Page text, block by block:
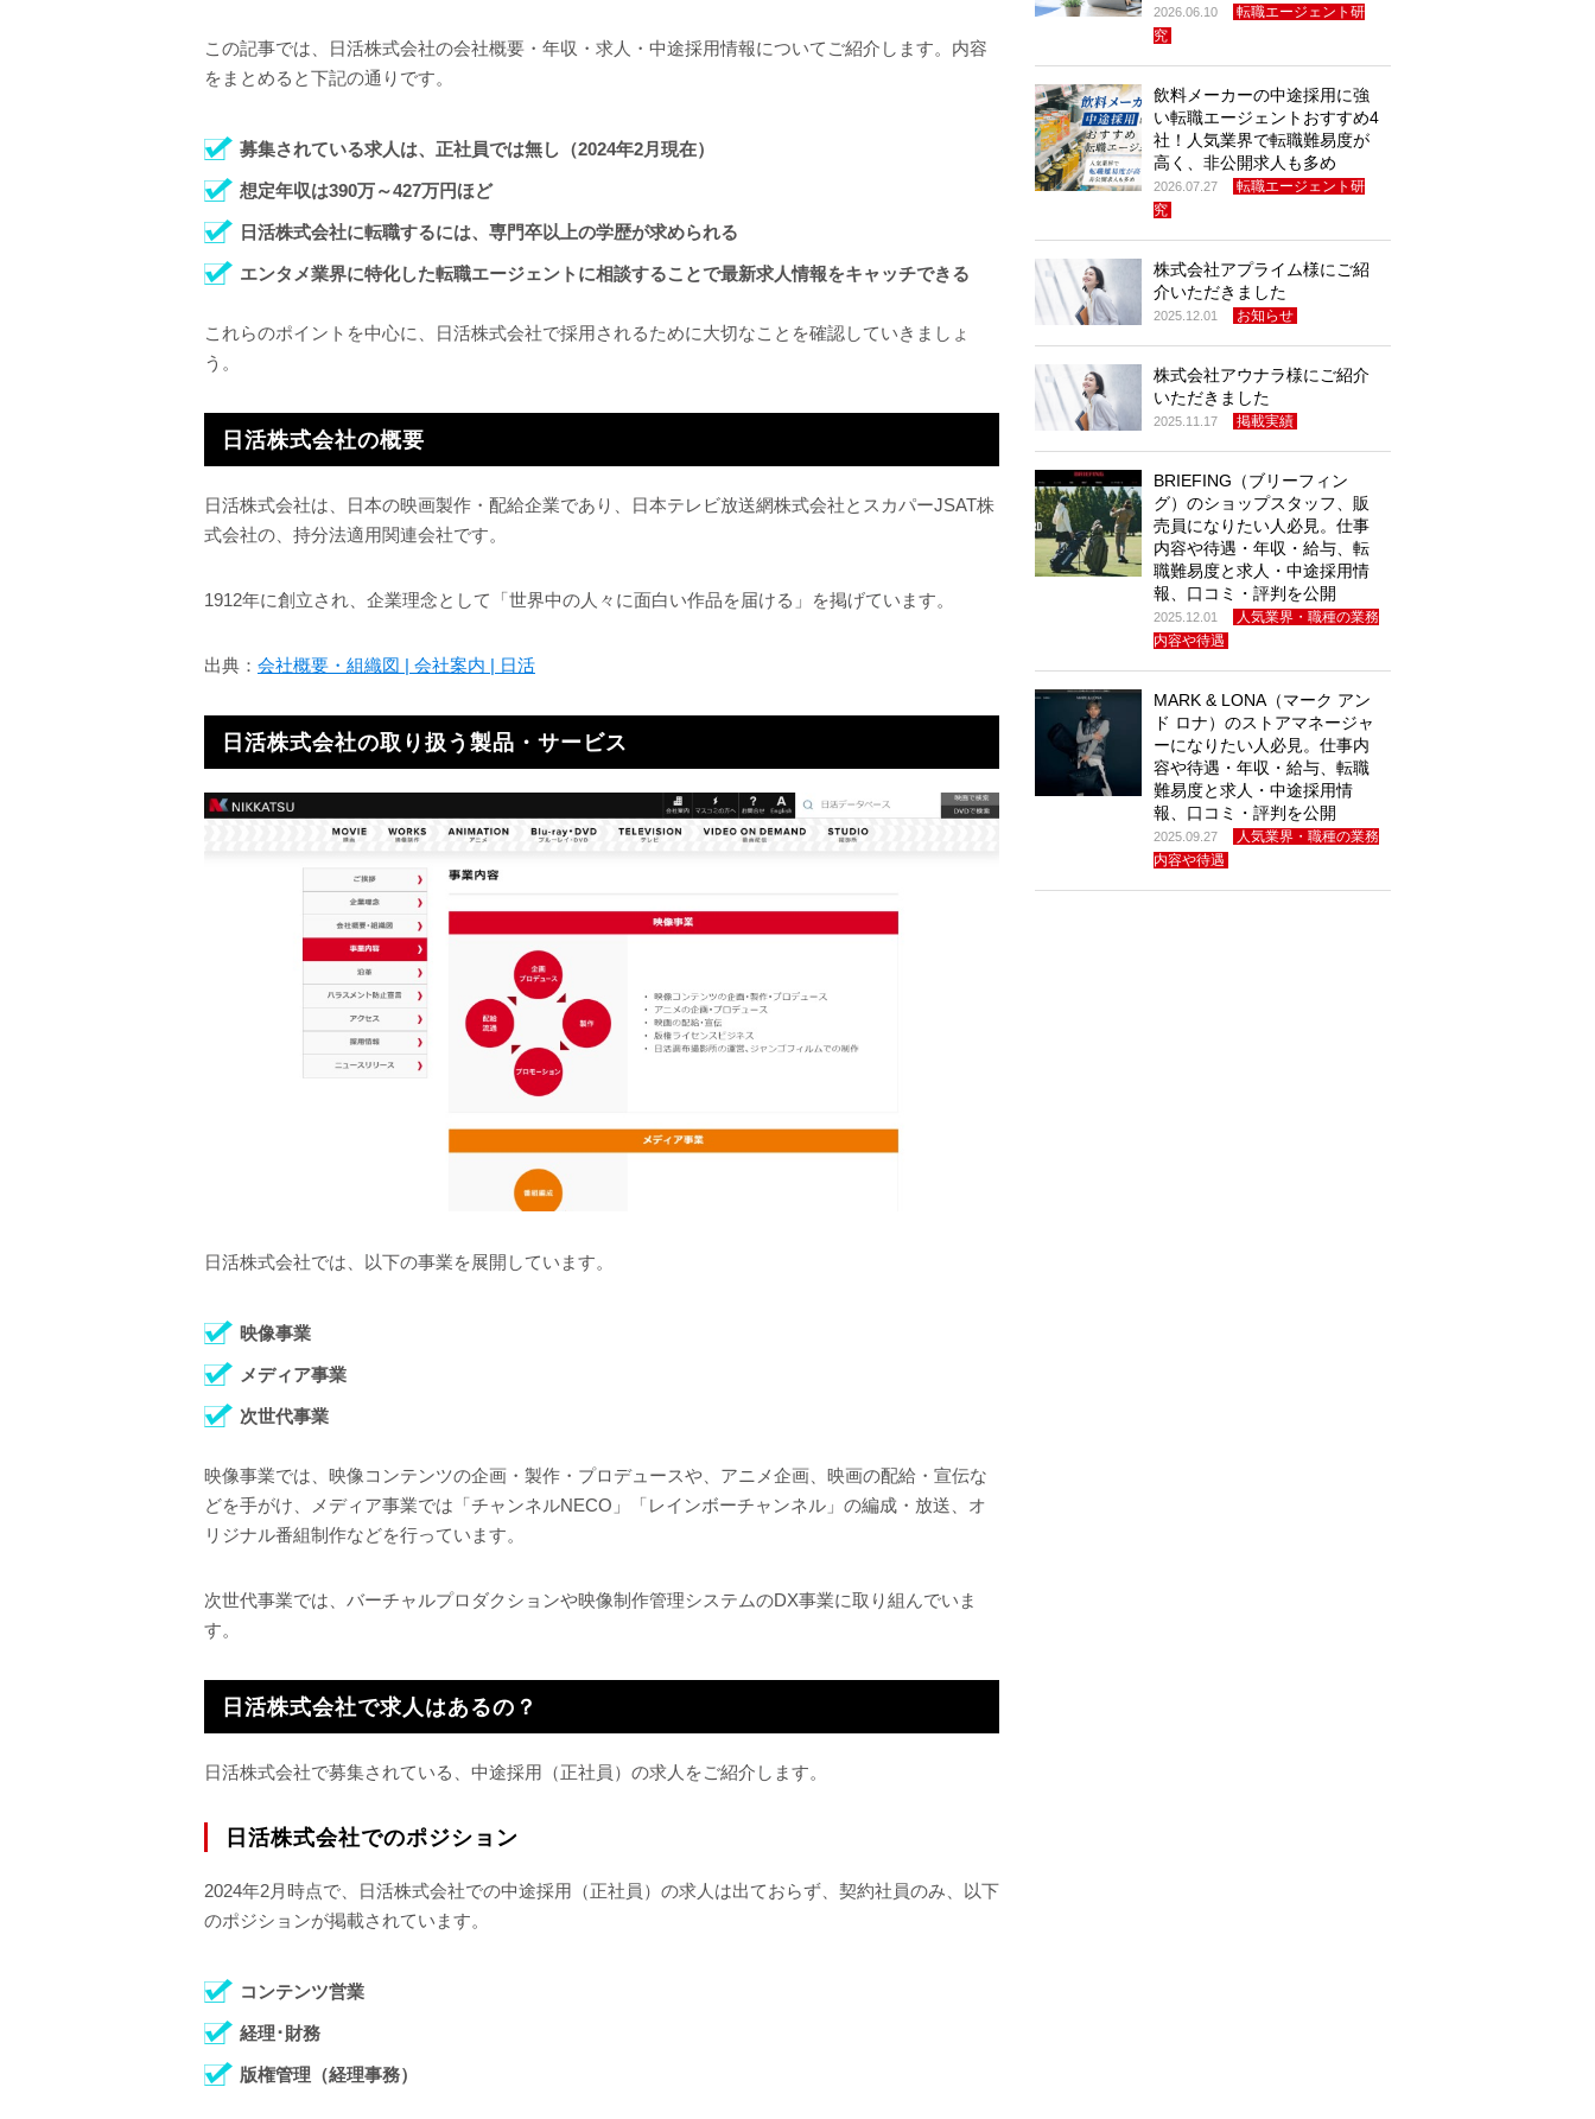
この記事では、日活株式会社の会社概要・年収・求人・中途採用情報についてご紹介します。内容
をまとめると下記の通りです。
募集されている求人は、正社員では無し（2024年2月現在）
想定年収は390万～427万円ほど
日活株式会社に転職するには、専門卒以上の学歴が求められる
エンタメ業界に特化した転職エージェントに相談することで最新求人情報をキャッチできる
これらのポイントを中心に、日活株式会社で採用されるために大切なことを確認していきましょ
う。
日活株式会社の概要
日活株式会社は、日本の映画製作・配給企業であり、日本テレビ放送網株式会社とスカパーJSAT株
式会社の、持分法適用関連会社です。
1912年に創立され、企業理念として「世界中の人々に面白い作品を届ける」を掲げています。
出典： 会社概要・組織図 | 会社案内 | 日活
日活株式会社の取り扱う製品・サービス
日活株式会社では、以下の事業を展開しています。
映像事業
メディア事業
次世代事業
映像事業では、映像コンテンツの企画・製作・プロデュースや、アニメ企画、映画の配給・宣伝な
どを手がけ、メディア事業では「チャンネルNECO」「レインボーチャンネル」の編成・放送、オ
リジナル番組制作などを行っています。
次世代事業では、バーチャルプロダクションや映像制作管理システムのDX事業に取り組んでいま
す。
日活株式会社で求人はあるの？
日活株式会社で募集されている、中途採用（正社員）の求人をご紹介します。
日活株式会社でのポジション
2024年2月時点で、日活株式会社での中途採用（正社員）の求人は出ておらず、契約社員のみ、以下
のポジションが掲載されています。
コンテンツ営業
経理･財務
版権管理（経理事務）
2026.06.10
転職エージェント研
究
飲料メーカーの中途採用に強
い転職エージェントおすすめ4
社！人気業界で転職難易度が
高く、非公開求人も多め
2026.07.27
転職エージェント研
究
株式会社アプライム様にご紹
介いただきました
2025.12.01 お知らせ
株式会社アウナラ様にご紹介
いただきました
2025.11.17 掲載実績
BRIEFING（ブリーフィン
グ）のショップスタッフ、販
売員になりたい人必見。仕事
内容や待遇・年収・給与、転
職難易度と求人・中途採用情
報、口コミ・評判を公開
2025.12.01
人気業界・職種の業務
内容や待遇
MARK & LONA（マーク アン
ド ロナ）のストアマネージャ
ーになりたい人必見。仕事内
容や待遇・年収・給与、転職
難易度と求人・中途採用情
報、口コミ・評判を公開
2025.09.27
人気業界・職種の業務
内容や待遇